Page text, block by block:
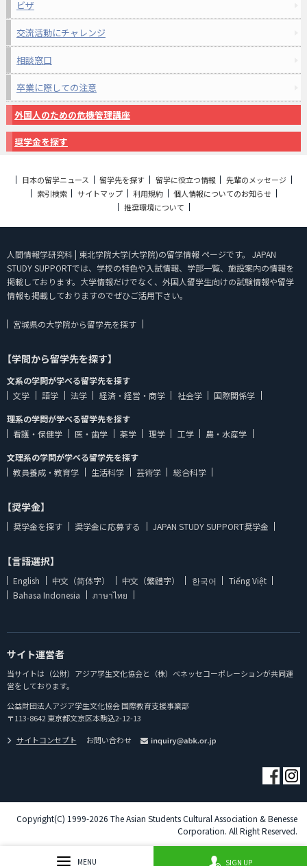
ビザ
交流活動にチャレンジ
相談窓口
卒業に際しての注意
外国人のための危機管理講座
奨学金を探す
日本の留学ニュース 留学先を探す 留学に役立つ情報
先輩のメッセージ
索引検索
サイトマップ 利用規約
個人情報についてのお知らせ
推奨環境について
人間情報学研究科 | 東北学院大学(大学院)の留学情報 ページです。 JAPAN
STUDY SUPPORTでは、学校の特色や入試情報、学部一覧、施設案内の情報を
掲載しております。大学情報だけでなく、外国人留学生向けの試験情報や留学
情報も掲載しておりますのでぜひご活用下さい。
宮城県の大学院から留学先を探す
【学問から留学先を探す】
文系の学問が学べる留学先を探す
文学
語学 法学 経済・経営・商学 社会学
国際関係学
理系の学問が学べる留学先を探す
看護・保健学
医・歯学 薬学 理学 工学
農・水産学
文理系の学問が学べる留学先を探す
教員養成・教育学
生活科学 芸術学 総合科学
【奨学金】
奨学金を探す 奨学金に応募する JAPAN STUDY SUPPORT奨学金
【言語選択】
English 中文（简体字） 中文（繁體字） 한국어
Tiếng Việt
Bahasa Indonesia
ภาษาไทย
サイト運営者
当サイトは（公財）アジア学生文化協会と（株）ベネッセコーポレーションが共同運
営をしております。
公益財団法人アジア学生文化協会 国際教育支援事業部
〒113-8642 東京都文京区本駒込2-12-13
サイトコンセプト
お問い合わせ
Copyright(C) 1999-2026 The Asian Students Cultural Association & Benesse
Corporation. All Right Reserved.
MENU SIGN UP